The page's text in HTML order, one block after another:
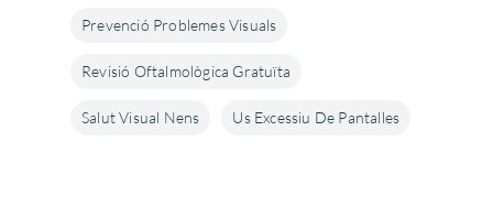
Prevenció Problemes Visuals
Revisió Oftalmològica Gratuïta
Salut Visual Nens Us Excessiu De Pantalles